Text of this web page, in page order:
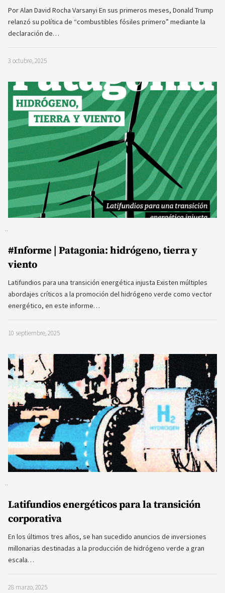
Por Alan David Rocha Varsanyi En sus primeros meses, Donald Trump
relanzó su política de “combustibles fósiles primero” mediante la
declaración de…
3 octubre, 2025
#Informe | Patagonia: hidrógeno, tierra y
viento
Latifundios para una transición energética injusta Existen múltiples
abordajes críticos a la promoción del hidrógeno verde como vector
energético, en este informe…
10 septiembre, 2025
Latifundios energéticos para la transición
corporativa
En los últimos tres años, se han sucedido anuncios de inversiones
millonarias destinadas a la producción de hidrógeno verde a gran
escala…
28 marzo, 2025